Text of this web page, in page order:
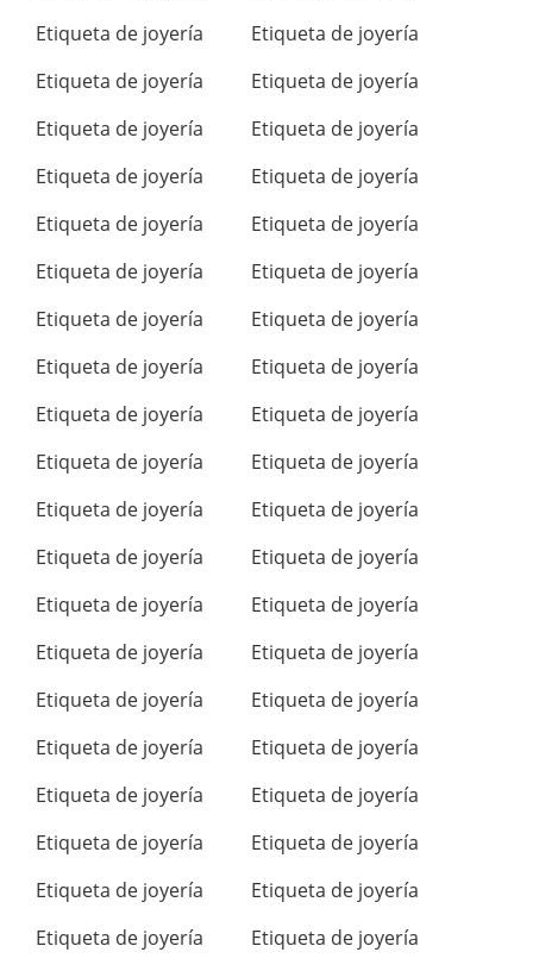
Etiqueta de joyería
Etiqueta de joyería
Etiqueta de joyería
Etiqueta de joyería
Etiqueta de joyería
Etiqueta de joyería
Etiqueta de joyería
Etiqueta de joyería
Etiqueta de joyería
Etiqueta de joyería
Etiqueta de joyería
Etiqueta de joyería
Etiqueta de joyería
Etiqueta de joyería
Etiqueta de joyería
Etiqueta de joyería
Etiqueta de joyería
Etiqueta de joyería
Etiqueta de joyería
Etiqueta de joyería
Etiqueta de joyería
Etiqueta de joyería
Etiqueta de joyería
Etiqueta de joyería
Etiqueta de joyería
Etiqueta de joyería
Etiqueta de joyería
Etiqueta de joyería
Etiqueta de joyería
Etiqueta de joyería
Etiqueta de joyería
Etiqueta de joyería
Etiqueta de joyería
Etiqueta de joyería
Etiqueta de joyería
Etiqueta de joyería
Etiqueta de joyería
Etiqueta de joyería
Etiqueta de joyería
Etiqueta de joyería